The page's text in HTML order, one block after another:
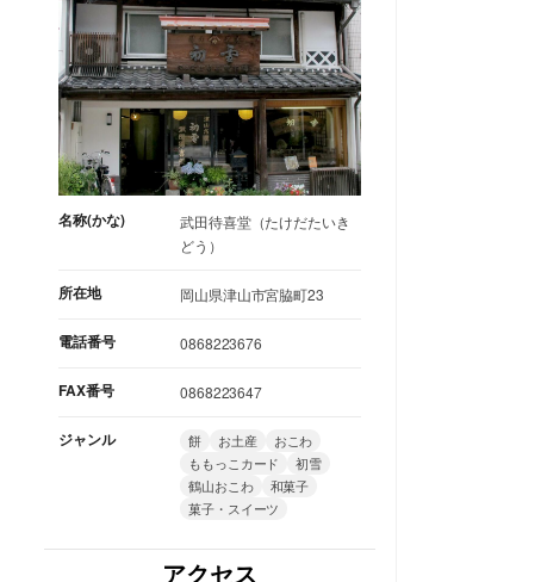
名称(かな)
武田待喜堂（たけだたいき
どう）
所在地 岡山県津山市宮脇町23
電話番号 0868223676
FAX番号 0868223647
ジャンル 餅 お土産
おこわ
ももっこカード
初雪
鶴山おこわ
和菓子
菓子・スイーツ
アクセス